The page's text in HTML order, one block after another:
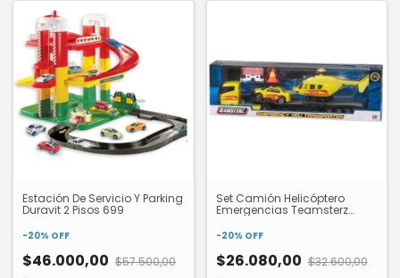
Estación De Servicio Y Parking
Duravit 2 Pisos 699
-20% OFF
$46.000,00 $57.500,00
Set Camión Helicóptero
Emergencias Teamsterz
-20% OFF
$26.080,00 $32.600,00